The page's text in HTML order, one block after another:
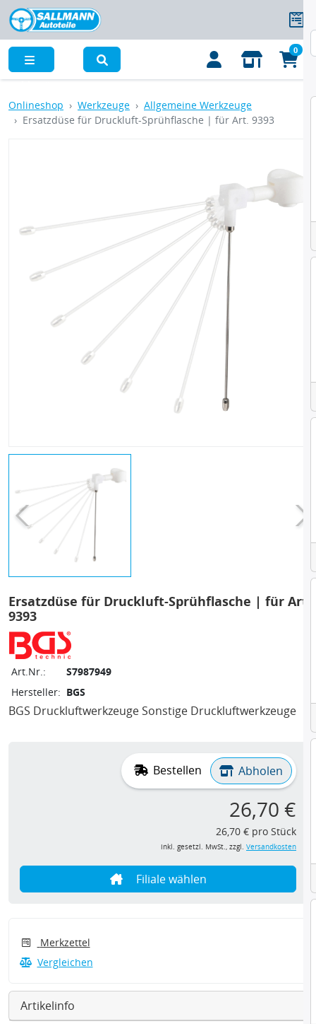
0
Onlineshop Werkzeuge
Allgemeine Werkzeuge
Ersatzdüse für Druckluft-Sprühflasche | für Art. 9393
Ersatzdüse für Druckluft-Sprühflasche | für Art.
9393
Art.Nr.:
S7987949
Hersteller: BGS
BGS Druckluftwerkzeuge Sonstige Druckluftwerkzeuge
Bestellen Abholen
26,70 €
26,70 € pro Stück
inkl. gesetzl. MwSt., zzgl. Versandkosten
Filiale wählen
Merkzettel
Vergleichen
Artikelinfo